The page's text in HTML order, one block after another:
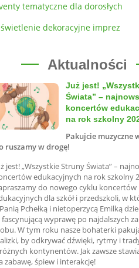
tematyczne dla dorosłych
dekoracyjne imprez
Aktualności
Już jest!
Świata” –
koncertów
na rok szkolny
Pakujcie muzyczne
ruszamy w drogę!
jest! „Wszystkie Struny Świata” –
edukacyjnych na rok szkolny
do nowego cyklu koncertów
dla szkół i przedszkoli, w
Pchełką i nietoperzycą Emilką
fascynującą wyprawę po najdalszych
W tym roku nasze bohaterki
by odkrywać dźwięki, rytmy i
kontynentów. Jak zawsze
zabawę, śpiew i interakcję!